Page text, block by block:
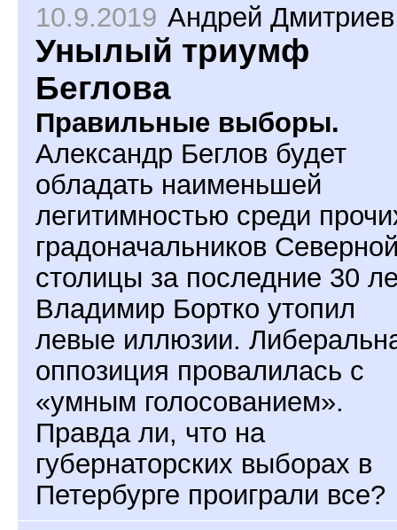
10.9.2019 Андрей Дмитриев
Унылый триумф
Беглова
Правильные выборы.
Александр Беглов будет
обладать наименьшей
легитимностью среди
градоначальников
столицы за последние 30
Владимир Бортко утопил
левые иллюзии.
оппозиция провалилась с
«умным голосованием».
Правда ли, что на
губернаторских выборах в
Петербурге проиграли все?